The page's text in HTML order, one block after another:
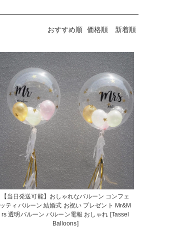
おすすめ順 価格順 新着順
【当日発送可能】おしゃれなバルーン コンフェ
ッティバルーン 結婚式 お祝い プレゼント Mr&M
rs 透明バルーン バルーン電報 おしゃれ [Tassel
Balloons]